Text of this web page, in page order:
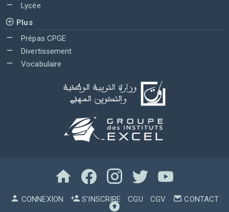
Lycée
Plus
Prépas CPGE
Divertissement
Vocabulaire
CONNEXION S'INSCRIRE CGU CGV CONTACT